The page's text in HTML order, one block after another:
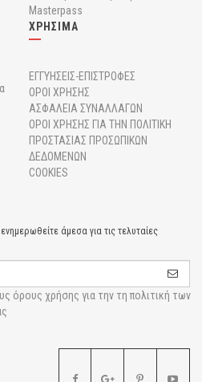
Masterpass
ΧΡΗΣΙΜΑ
ΕΓΓΥΗΣΕΙΣ-ΕΠΙΣΤΡΟΦΕΣ
ΟΡΟΙ ΧΡΗΣΗΣ
ΑΣΦΑΛΕΙΑ ΣΥΝΑΛΛΑΓΩΝ
ΟΡΟΙ ΧΡΗΣΗΣ ΓΙΑ ΤΗΝ ΠΟΛΙΤΙΚΗ
ΠΡΟΣΤΑΣΙΑΣ ΠΡΟΣΩΠΙΚΩΝ
ΔΕΔΟΜΕΝΩΝ
COOKIES
άμεσα για τις τελυταίες
όρους χρήσης για την τη πολιτική των